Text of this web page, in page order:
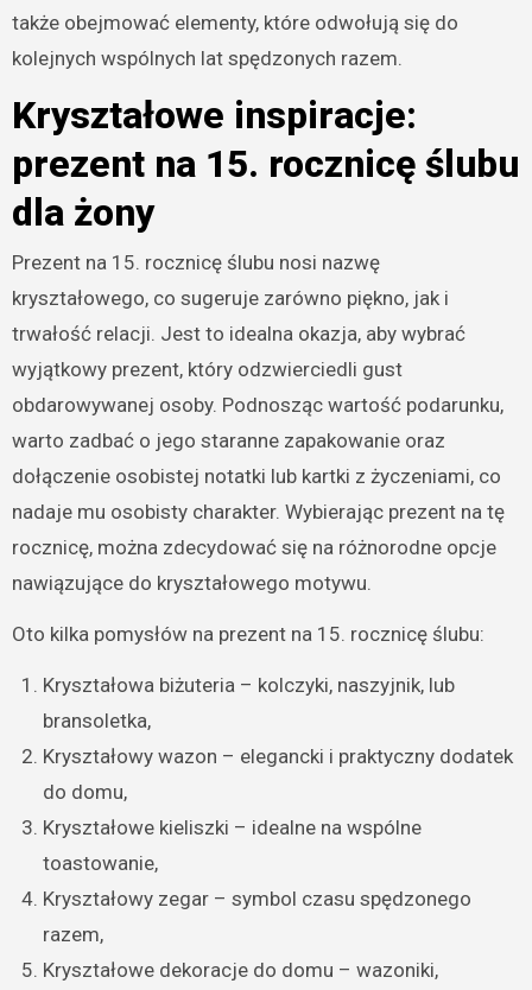
także obejmować elementy, które odwołują się do
kolejnych wspólnych lat spędzonych razem.
Kryształowe inspiracje:
prezent na 15. rocznicę ślubu
dla żony
Prezent na 15. rocznicę ślubu nosi nazwę
kryształowego, co sugeruje zarówno piękno, jak i
trwałość relacji. Jest to idealna okazja, aby wybrać
wyjątkowy prezent, który odzwierciedli gust
obdarowywanej osoby. Podnosząc wartość podarunku,
warto zadbać o jego staranne zapakowanie oraz
dołączenie osobistej notatki lub kartki z życzeniami, co
nadaje mu osobisty charakter. Wybierając prezent na tę
rocznicę, można zdecydować się na różnorodne opcje
nawiązujące do kryształowego motywu.
Oto kilka pomysłów na prezent na 15. rocznicę ślubu:
Kryształowa biżuteria – kolczyki, naszyjnik, lub
bransoletka,
Kryształowy wazon – elegancki i praktyczny dodatek
do domu,
Kryształowe kieliszki – idealne na wspólne
toastowanie,
Kryształowy zegar – symbol czasu spędzonego
razem,
Kryształowe dekoracje do domu – wazoniki,